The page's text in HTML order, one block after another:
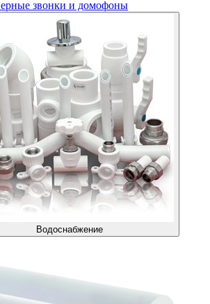
звонки и домофоны
Водоснабжение